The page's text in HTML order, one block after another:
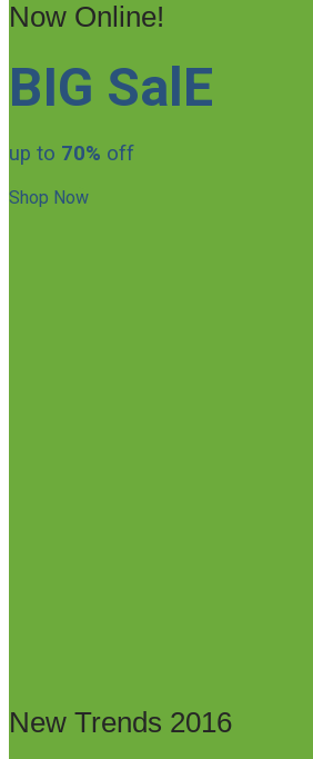
Now Online!
BIG SalE
up to 70% off
Shop Now
New Trends 2016